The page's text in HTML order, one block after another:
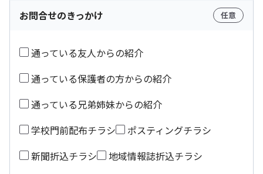
お問合せのきっかけ 任意
通っている友人からの紹介
通っている保護者の方からの紹介
通っている兄弟姉妹からの紹介
学校門前配布チラシ
ポスティングチラシ
新聞折込チラシ
地域情報誌折込チラシ